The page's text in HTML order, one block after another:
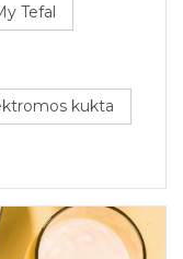
Tefal
kukta